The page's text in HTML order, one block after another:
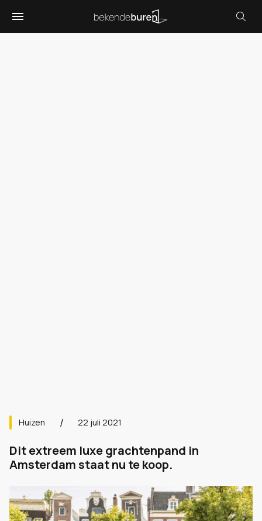
Huizen 22 juli 2021
Dit extreem luxe grachtenpand in
Amsterdam staat nu te koop.